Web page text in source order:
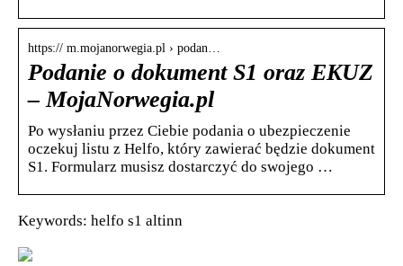
https:// m.mojanorwegia.pl › podan…
Podanie o dokument S1 oraz EKUZ
– MojaNorwegia.pl
Po wysłaniu przez Ciebie podania o ubezpieczenie
oczekuj listu z Helfo, który zawierać będzie dokument
S1. Formularz musisz dostarczyć do swojego …
Keywords: helfo s1 altinn